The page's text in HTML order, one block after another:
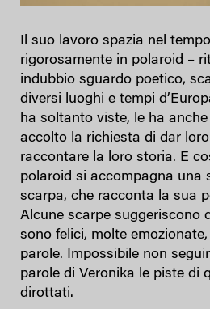
Il suo lavoro spazia nel
rigorosamente in polaroid –
indubbio sguardo poetico,
diversi luoghi e tempi
ha soltanto viste, le ha
accolto la richiesta di dar
raccontare la loro storia. E
polaroid si accompagna una
scarpa, che racconta la sua
Alcune scarpe suggeriscono
sono felici, molte
parole. Impossibile non
parole di Veronika le piste di
dirottati.